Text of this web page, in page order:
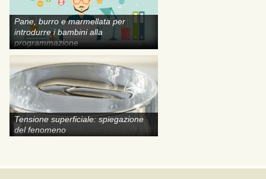
Pane, burro e marmellata per
introdurre i bambini alla
programmazione
Tensione superficiale: spiegazione
del fenomeno